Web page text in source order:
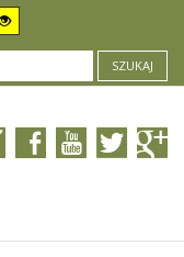
SZUKAJ
kierowca